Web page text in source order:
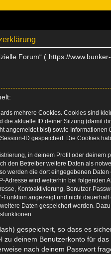
Forum“ („https://
mehrere Cookies. Cookies sind
aktuelle ID deiner Sitzung (damit
angemeldet bist) sowie
ID gespeichert. Die Cookies
in deinem Profil oder
den Betreiber weitere Daten als
werden die dort eingegebenen
wird weiterhin bei
Kontoaktivierung, Benutzer-
Funktion angezeigt und nicht
Daten gespeichert werden.
gespeichert, so dass es
deinem Benutzerkonto für
nach deinem Passwort